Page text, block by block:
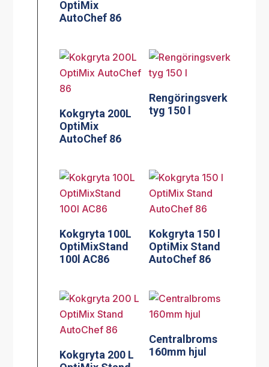
Kokgryta 200L
AutoChef 86
Rengöringsverk
Kokgryta 100L
OptiMixStand
100l AC86
Kokgryta 150 l
OptiMix Stand
AutoChef 86
Kokgryta 200 L
OptiMix Stand
AutoChef 86
Centralbroms
160mm hjul